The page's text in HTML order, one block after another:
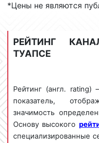
семье;
животных и др.
Специализация
Виды рекламных
«Домашнем» в
*Цены не являются
РЕЙТИНГ
ТУАПСЕ
Рейтинг (англ. rating)
показатель,
значимость
Основу высокого
специализированные